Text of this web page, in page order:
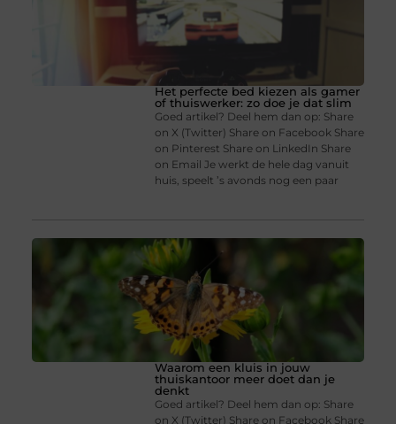
Het perfecte bed kiezen als gamer
of thuiswerker: zo doe je dat slim
Goed artikel? Deel hem dan op: Share
on X (Twitter) Share on Facebook Share
on Pinterest Share on LinkedIn Share
on Email Je werkt de hele dag vanuit
huis, speelt ’s avonds nog een paar
Waarom een kluis in jouw
thuiskantoor meer doet dan je
denkt
Goed artikel? Deel hem dan op: Share
on X (Twitter) Share on Facebook Share